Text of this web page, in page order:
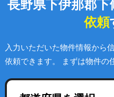
長野県下伊那郡下
依頼
入力いただいた物件情報から
依頼できます。 まずは物件の